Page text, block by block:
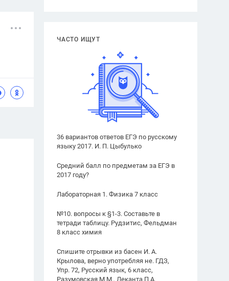
ЧАСТО ИЩУТ
36 вариантов ответов ЕГЭ по русскому
языку 2017. И. П. Цыбулько
Средний балл по предметам за ЕГЭ в
2017 году?
Лабораторная 1. Физика 7 класс
№10. вопросы к §1-3. Составьте в
тетради таблицу. Рудзитис, Фельдман
8 класс химия
Спишите отрывки из басен И. А.
Крылова, верно употребляя не. ГДЗ,
Упр. 72, Русский язык, 6 класс,
Разумовская М.М., Леканта П.А.